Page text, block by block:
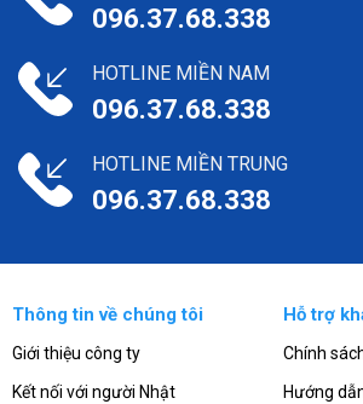
096.37.68.338
HOTLINE MIỀN NAM
096.37.68.338
HOTLINE MIỀN TRUNG
096.37.68.338
Thông tin về chúng tôi
Giới thiệu công ty
Kết nối với người Nhật
Hỗ trợ
Chính
Hướng